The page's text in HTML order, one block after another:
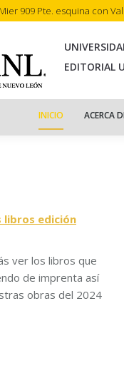
909 Pte. esquina con
EDITORIAL
INICIO ACERCA
libros edición
ver los libros que
de imprenta así
obras del 2024